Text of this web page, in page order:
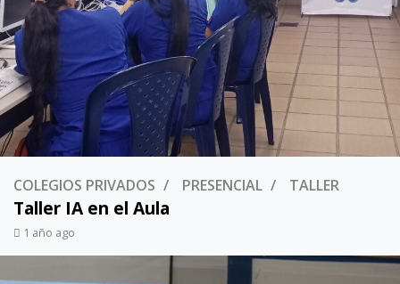
COLEGIOS PRIVADOS PRESENCIAL TALLER
Taller IA en el Aula
1 año ago